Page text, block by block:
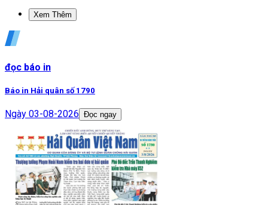
Xem Thêm
đọc báo in
Báo in Hải quân số 1790
Ngày 03-08-2026 Đọc ngay